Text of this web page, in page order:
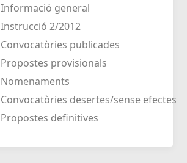
Informació general
Instrucció 2/2012
Convocatòries publicades
Propostes provisionals
Nomenaments
Convocatòries desertes/sense efectes
Propostes definitives